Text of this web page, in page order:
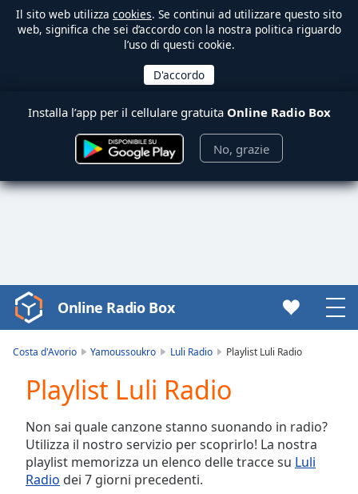
Il sito web utilizza cookies. Se continui ad utilizzare questo sito
web, significa che sei d’accordo con la nostra politica riguardo
l’uso di questi cookie.
Installa l’app per il cellulare gratuita Online Radio Box
No, grazie
Video
Player
Video
Skip
Backward
Skip
Forward
Online Radio Box
Costa d'Avorio Yamoussoukro Luli Radio Playlist Luli Radio
Playlist Luli Radio
Non sai quale canzone stanno suonando in radio?
Utilizza il nostro servizio per scoprirlo! La nostra
playlist memorizza un elenco delle tracce su Luli
Radio dei 7 giorni precedenti.